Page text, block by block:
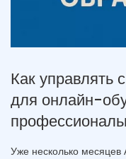
Как управлять
для онлайн-
Уже несколько